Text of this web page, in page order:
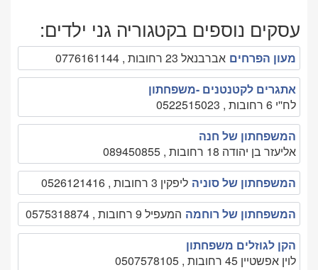
עסקים נוספים בקטגוריה גני ילדים:
מעון הפרחים אברבנאל 23 רחובות , 0776161144
אתגרים לקטנטנים -משפחתון
לח''י 6 רחובות , 0522515023
המשפחתון של חנה
אליעזר בן יהודה 18 רחובות , 089450855
המשפחתון של סוניה ליפקין 3 רחובות , 0526121416
המשפחתון של רוחמה המעפיל 9 רחובות , 0575318874
הקן לגוזלים משפחתון
לוין אפשטיין 45 רחובות , 0507578105